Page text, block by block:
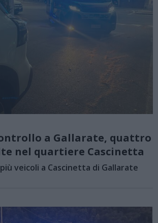
a Gallarate, quattro
nel quartiere Cascinetta
veicoli a Cascinetta di Gallarate